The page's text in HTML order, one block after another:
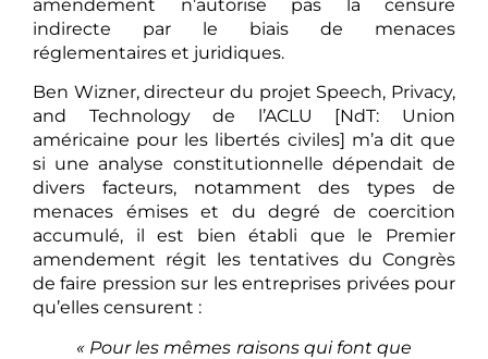
amendement n’autorise pas la censure
indirecte par le biais de menaces
réglementaires et juridiques.
Ben Wizner, directeur du projet Speech, Privacy,
and Technology de l’ACLU [NdT: Union
américaine pour les libertés civiles] m’a dit que
si une analyse constitutionnelle dépendait de
divers facteurs, notamment des types de
menaces émises et du degré de coercition
accumulé, il est bien établi que le Premier
amendement régit les tentatives du Congrès
de faire pression sur les entreprises privées pour
qu’elles censurent :
« Pour les mêmes raisons qui font que